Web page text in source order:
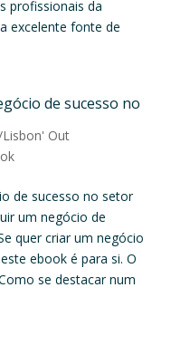
profissionais da
excelente fonte de
de sucesso no
Out
de sucesso no setor
um negócio de
quer criar um negócio
ebook é para si. O
se destacar num